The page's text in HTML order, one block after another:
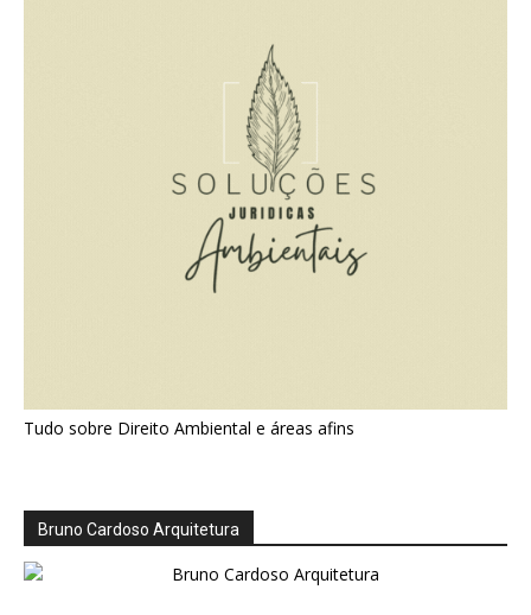
Tudo sobre Direito Ambiental e áreas afins
Bruno Cardoso Arquitetura